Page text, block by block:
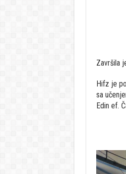
Završila
Hifz je
sa
Edin ef.